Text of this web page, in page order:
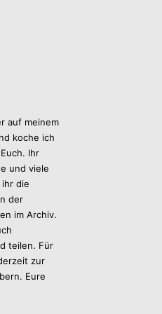
auf meinem
koche ich
Ihr
und viele
die
der
im Archiv.
teilen. Für
zur
Eure